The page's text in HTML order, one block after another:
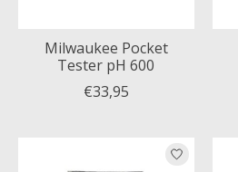
Milwaukee Pocket
Tester pH 600
€33,95